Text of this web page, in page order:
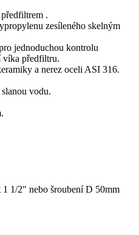
.
zesíleného skelným
jednoduchou kontrolu
víka předfiltru.
a nerez oceli ASI 316.
vodu.
1/2" nebo šroubení D 50mm